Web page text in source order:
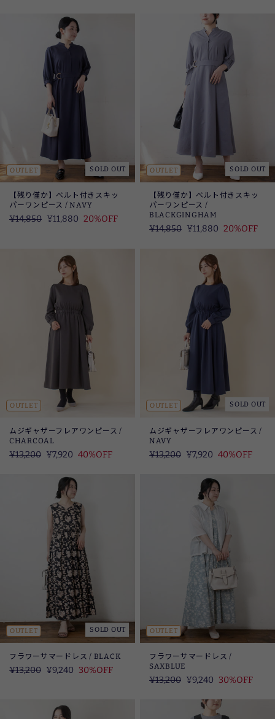
OUTLET SOLD OUT
【残り僅か】ベルト付きスキッ
パーワンピース / NAVY
定
¥14,850 SALE
¥11,880 20%OFF
OUTLET SOLD OUT
【残り僅か】ベルト付きスキッ
パーワンピース /
BLACKGINGHAM
定
¥14,850 SALE
¥11,880 20%OFF
OUTLET
ムジギャザーフレアワンピース /
CHARCOAL
定
¥13,200 SALE
¥7,920 40%OFF
OUTLET SOLD OUT
ムジギャザーフレアワンピース /
NAVY
定
¥13,200 SALE
¥7,920 40%OFF
OUTLET SOLD OUT
フラワーサマードレス / BLACK
定
¥13,200 SALE
¥9,240 30%OFF
OUTLET
フラワーサマードレス /
SAXBLUE
定
¥13,200 SALE
¥9,240 30%OFF